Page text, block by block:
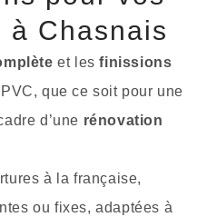
à Chasnais
et lesfinissions
que ce soit pour une
d’une rénovation
à la française,
ou fixes, adaptées à